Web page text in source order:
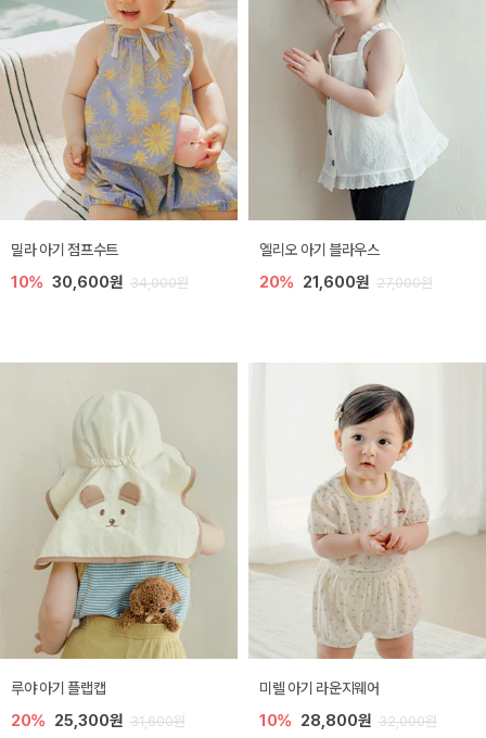
밀라 아기 점프수트
10% 30,600원 34,000원
엘리오 아기 블라우스
20% 21,600원 27,000원
루야 아기 플랩캡
20% 25,300원 31,600원
미렐 아기 라운지웨어
10% 28,800원 32,000원